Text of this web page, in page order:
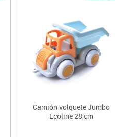
Camión volquete Jumbo
Ecoline 28 cm